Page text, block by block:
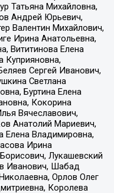
Татьяна Михайловна,
Андрей Юрьевич,
Валентин Михайлович,
Ирина Анатольевна,
Вититинова Елена
Куприяновна,
Сергей Иванович,
Светлана
Буртина Елена
Кокорина
Вячеславович,
Анатолий Мариевич,
Владимировна,
Ирина
Лукашевский
Иванович, Шабад
Орлов Олег
Королева